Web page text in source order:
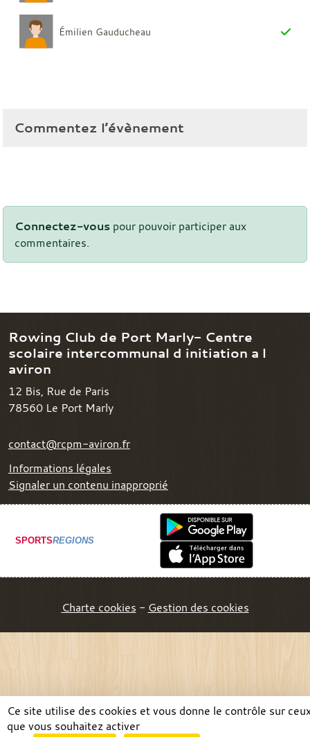
Émilien Gauducheau
Commentez l’évènement
Connectez-vous pour pouvoir participer aux
commentaires.
Rowing Club de Port Marly- Centre
scolaire intercommunal d initiation a l
aviron
12 Bis, Rue de Paris
78560 Le Port Marly
contact@rcpm-aviron.fr
Informations légales
Signaler un contenu inapproprié
SPORTSREGIONS
Charte cookies Gestion des cookies
Ce site utilise des cookies et vous donne le contrôle sur
que vous souhaitez activer